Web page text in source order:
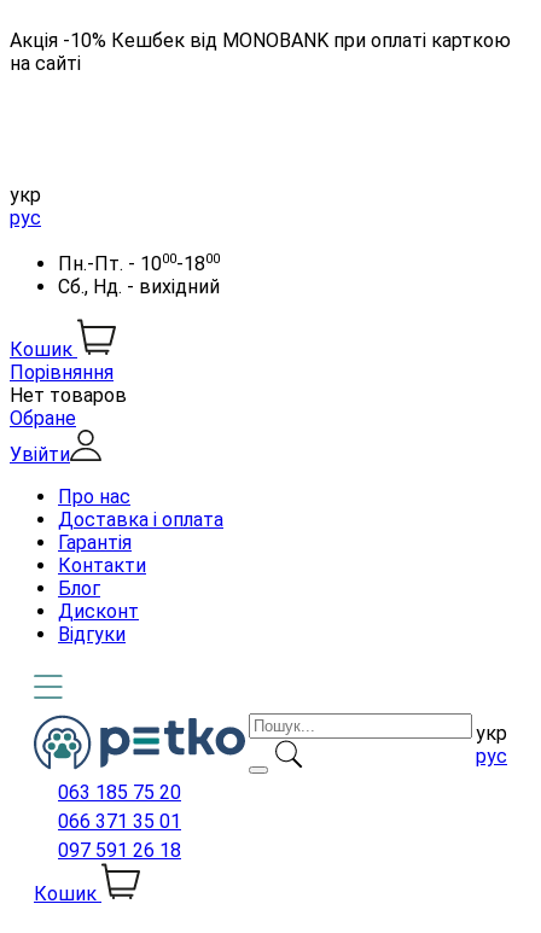
Акція -10% Кешбек від MONOBANK при оплаті карткою
на сайті
укр
рус
Пн.-Пт. - 1000-1800
Сб., Нд. - вихідний
Кошик
Порівняння
Нет товаров
Обране
Увійти
Про нас
Доставка і оплата
Гарантія
Контакти
Блог
Дисконт
Відгуки
укр
рус
063 185 75 20
066 371 35 01
097 591 26 18
Кошик